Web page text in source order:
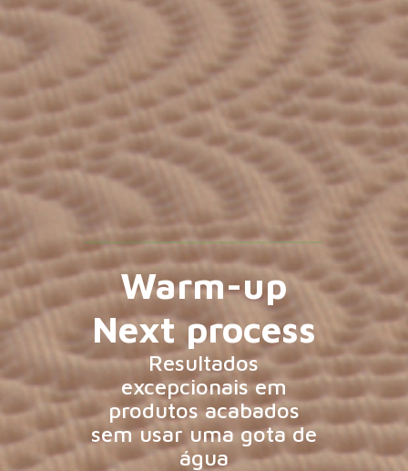
Warm-up
Next process
Resultados
excepcionais em
produtos acabados
sem usar uma gota de
água